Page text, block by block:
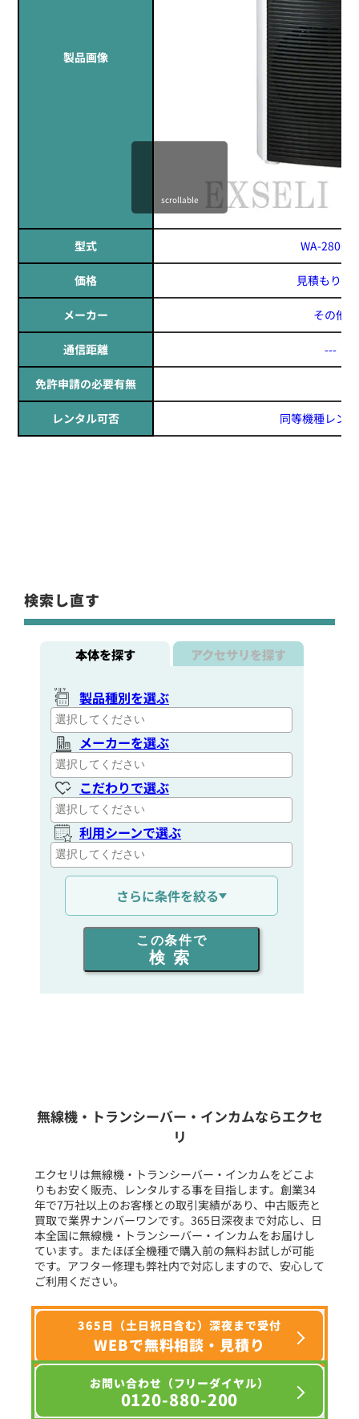
製品画像
型式 WA-
価格 見積もりす
メーカー その他
通信距離 ---
免許申請の必要有無
レンタル可否 同等機種レン
scrollable
検索し直す
本体を探す アクセサリを探す
製品種別を選ぶ
メーカーを選ぶ
こだわりで選ぶ
利用シーンで選ぶ
通信距離を選ぶ
出力を選ぶ
同時通話人数を選ぶ
フリーワード入力(製品名等)
選択条件をリセット
さらに条件を絞る
この条件で
検索
無線機・トランシーバー・インカムならエクセ
リ
エクセリは無線機・トランシーバー・インカムをどこよ
りもお安く販売、レンタルする事を目指します。創業34
年で7万社以上のお客様との取引実績があり、中古販売と
買取で業界ナンバーワンです。365日深夜まで対応し、日
本全国に無線機・トランシーバー・インカムをお届けし
ています。またほぼ全機種で購入前の無料お試しが可能
です。アフター修理も弊社内で対応しますので、安心して
ご利用ください。
365日（土日祝日含む）深夜まで受付
WEBで無料相談・見積り
お問い合わせ（フリーダイヤル）
0120-880-200